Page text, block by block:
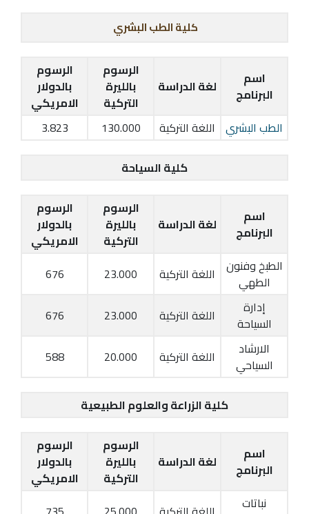
كلية الطب البشري
اسم
البرنامج
لغة الدراسة
الرسوم
بالليرة
التركية
الرسوم
بالدولار
الامريكي
الطب البشري اللغة التركية 130.000
3.823
كلية السياحة
اسم
البرنامج
لغة الدراسة
الرسوم
بالليرة
التركية
الرسوم
بالدولار
الامريكي
الطبخ وفنون
الطهي
اللغة التركية 23.000
676
إدارة
السياحة
اللغة التركية 23.000
676
الارشاد
السياحي
اللغة التركية 20.000
588
كلية الزراعة والعلوم الطبيعية
اسم
البرنامج
لغة الدراسة
الرسوم
بالليرة
التركية
الرسوم
بالدولار
الامريكي
نباتات